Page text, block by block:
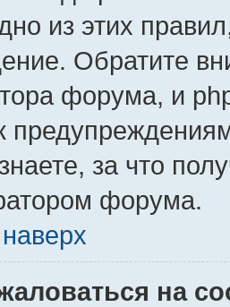
из этих
Обратите
форума, и
за что
форума.
на